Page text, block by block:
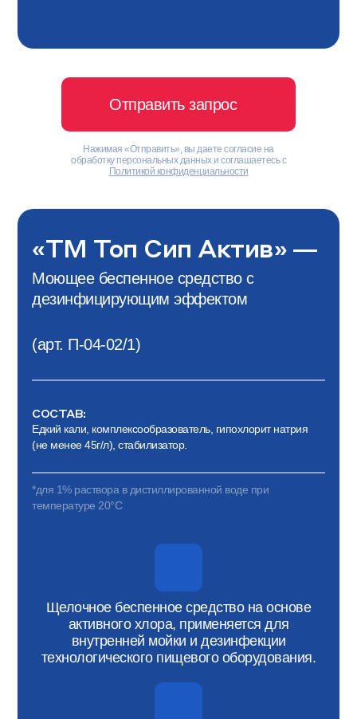
Отправить запрос
Нажимая «Отправить», вы даете согласие на
обработку персональных данных и соглашаетесь с
Политикой конфиденциальности
«ТМ Топ Сип Актив» —
Моющее беспенное средство с
дезинфицирующим эффектом
(арт. П-04-02/1)
СОСТАВ:
Едкий кали, комплексообразователь, гипохлорит натрия
(не менее 45г/л), стабилизатор.
*для 1% раствора в дистиллированной воде при
температуре 20°С
Щелочное беспенное средство на основе
активного хлора, применяется для
внутренней мойки и дезинфекции
технологического пищевого оборудования.